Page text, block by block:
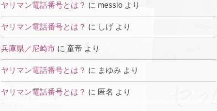
ヤリマン電話番号とは？ に messio より
ヤリマン電話番号とは？ に しげ より
兵庫県／尼崎市 に 童帝 より
ヤリマン電話番号とは？ に まゆみ より
ヤリマン電話番号とは？ に 匿名 より